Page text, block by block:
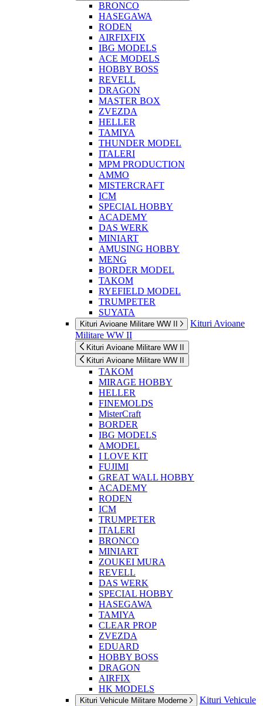
BRONCO
HASEGAWA
RODEN
AIRFIXFIX
IBG MODELS
ACE MODELS
HOBBY BOSS
REVELL
DRAGON
MASTER BOX
ZVEZDA
HELLER
TAMIYA
THUNDER MODEL
ITALERI
MPM PRODUCTION
AMMO
MISTERCRAFT
ICM
SPECIAL HOBBY
ACADEMY
DAS WERK
MINIART
AMUSING HOBBY
MENG
BORDER MODEL
TAKOM
RYEFIELD MODEL
TRUMPETER
SUYATA
Kituri Avioane Militare WW II
Kituri Avioane
Militare WW II
Kituri Avioane Militare WW II
Kituri Avioane Militare WW II
TAKOM
MIRAGE HOBBY
HELLER
FINEMOLDS
MisterCraft
BORDER
IBG MODELS
AMODEL
I LOVE KIT
FUJIMI
GREAT WALL HOBBY
ACADEMY
RODEN
ICM
TRUMPETER
ITALERI
BRONCO
MINIART
ZOUKEI MURA
REVELL
DAS WERK
SPECIAL HOBBY
HASEGAWA
TAMIYA
CLEAR PROP
ZVEZDA
EDUARD
HOBBY BOSS
DRAGON
AIRFIX
HK MODELS
Kituri Vehicule Militare Moderne
Kituri Vehicule